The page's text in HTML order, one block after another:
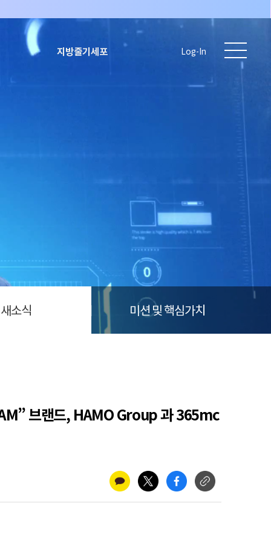
지방줄기세포 Log-In
새소식 미션 및 핵심가치
브랜드, HAMO Group 과 365mc